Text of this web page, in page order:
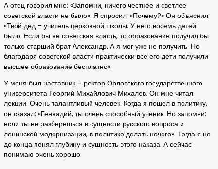
А отец говорил мне: «Запомни, ничего честнее и светлее
советской власти не было». Я спросил: «Почему?» Он объяснил:
«Твой дед – учитель церковной школы. У него восемь детей
было. Если бы не советская власть, то образование получил бы
только старший брат Александр. А я мог уже не получить. Но
благодаря советской власти практически все его дети получили
высшее образование бесплатно».
У меня был наставник – ректор Орловского государственного
университета Георгий Михайлович Михалев. Он мне читал
лекции. Очень талантливый человек. Когда я пошел в политику,
он сказал: «Геннадий, ты очень способный ученик. Но запомни:
если ты не разберешься в сущности русского вопроса и
ленинской модернизации, в политике делать нечего». Тогда я не
до конца понял глубину и сущность этого наказа. А сейчас
понимаю очень хорошо.